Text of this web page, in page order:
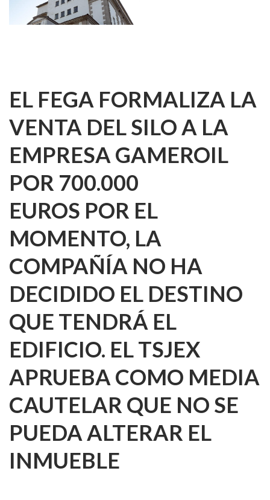
EL FEGA FORMALIZA LA
VENTA DEL SILO A LA
EMPRESA GAMEROIL
POR 700.000
EUROS POR EL
MOMENTO, LA
COMPAÑÍA NO HA
DECIDIDO EL DESTINO
QUE TENDRÁ EL
EDIFICIO. EL TSJEX
APRUEBA COMO MEDIA
CAUTELAR QUE NO SE
PUEDA ALTERAR EL
INMUEBLE